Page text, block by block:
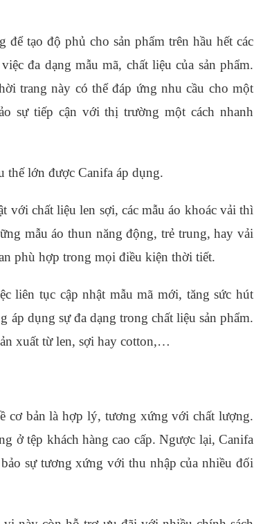
tạo độ phủ cho sản phẩm trên hầu hết các
đa dạng mẫu mã, chất liệu của sản phẩm.
trang này có thể đáp ứng nhu cầu cho một
sự tiếp cận với thị trường một cách nhanh
thế lớn được Canifa áp dụng.
với chất liệu len sợi, các mẫu áo khoác vải thì
mẫu áo thun năng động, trẻ trung, hay vải
phù hợp trong mọi điều kiện thời tiết.
liên tục cập nhật mẫu mã mới, tăng sức hút
dụng sự đa dạng trong chất liệu sản phẩm.
xuất từ len, sợi hay cotton,…
cơ bản là hợp lý, tương xứng với chất lượng.
ở tệp khách hàng cao cấp. Ngược lại, Canifa
sự tương xứng với thu nhập của nhiều đối